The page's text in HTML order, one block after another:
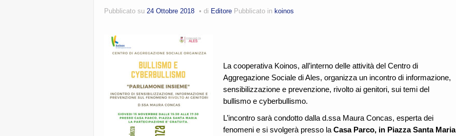
Pubblicato su 24 Ottobre 2018 di Editore Pubblicato in koinos
La cooperativa Koinos, all’interno delle attività del Centro di
Aggregazione Sociale di Ales, organizza un incontro di informazione,
sensibilizzazione e prevenzione, rivolto ai genitori, sui temi del
bullismo e cyberbullismo.
L’incontro sarà condotto dalla d.ssa Maura Concas, esperta dei
fenomeni e si svolgerà presso la Casa Parco, in Piazza Santa Maria